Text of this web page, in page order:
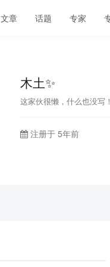
文章 话题 专家
木土✨
这家伙很懒，什么也没写！
注册于 5年前